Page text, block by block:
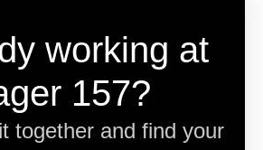
working at
157?
together and find your